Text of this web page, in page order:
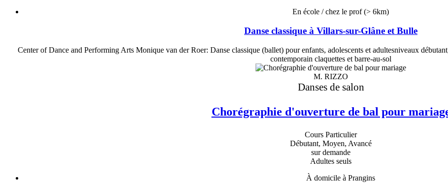
En école / chez le prof(> 6km)
Danse classique à Villars-sur-Glâne et Bulle
Center of Dance and Performing Arts Monique van der Roer: Danse classique (ballet) pour enfants, adolescents et adultesniveaux
contemporain claquettes et barre-au-sol
M. RIZZO
Danses de salon
Chorégraphie d'ouverture de bal pour
Cours Particulier
Débutant, Moyen, Avancé
sur demande
Adultes seuls
À domicile à Prangins